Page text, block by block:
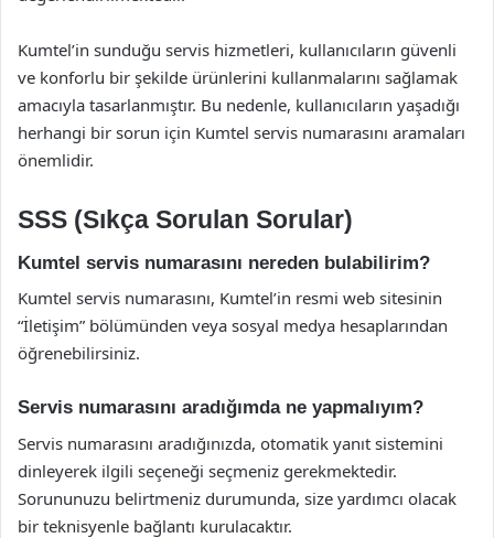
Kumtel’in sunduğu servis hizmetleri, kullanıcıların güvenli
ve konforlu bir şekilde ürünlerini kullanmalarını sağlamak
amacıyla tasarlanmıştır. Bu nedenle, kullanıcıların yaşadığı
herhangi bir sorun için Kumtel servis numarasını aramaları
önemlidir.
SSS (Sıkça Sorulan Sorular)
Kumtel servis numarasını nereden bulabilirim?
Kumtel servis numarasını, Kumtel’in resmi web sitesinin
“İletişim” bölümünden veya sosyal medya hesaplarından
öğrenebilirsiniz.
Servis numarasını aradığımda ne yapmalıyım?
Servis numarasını aradığınızda, otomatik yanıt sistemini
dinleyerek ilgili seçeneği seçmeniz gerekmektedir.
Sorununuzu belirtmeniz durumunda, size yardımcı olacak
bir teknisyenle bağlantı kurulacaktır.